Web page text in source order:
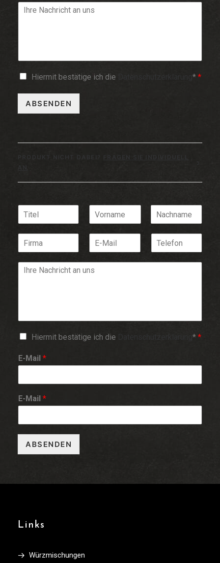
Hiermit bestätige ich die * *
ABSENDEN
Hiermit bestätige ich die * *
E-Mail *
E-Mail *
ABSENDEN
Links
Würzmischungen